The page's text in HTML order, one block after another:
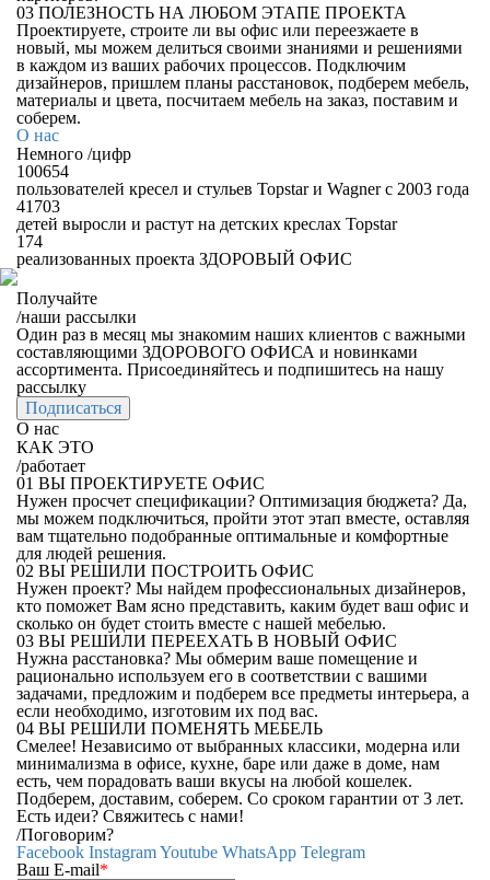
03 ПОЛЕЗНОСТЬ НА ЛЮБОМ ЭТАПЕ ПРОЕКТА
Проектируете, строите ли вы офис или переезжаете в
новый, мы можем делиться своими знаниями и решениями
в каждом из ваших рабочих процессов. Подключим
дизайнеров, пришлем планы расстановок, подберем мебель,
материалы и цвета, посчитаем мебель на заказ, поставим и
соберем.
О нас
Немного /цифр
100654
пользователей кресел и стульев Topstar и Wagner с 2003 года
41703
детей выросли и растут на детских креслах Topstar
174
реализованных проекта ЗДОРОВЫЙ ОФИС
Получайте
/наши рассылки
Один раз в месяц мы знакомим наших клиентов с важными
составляющими ЗДОРОВОГО ОФИСА и новинками
ассортимента. Присоединяйтесь и подпишитесь на нашу
рассылку
Подписаться
О нас
КАК ЭТО
/работает
01 ВЫ ПРОЕКТИРУЕТЕ ОФИС
Нужен просчет спецификации? Оптимизация бюджета? Да,
мы можем подключиться, пройти этот этап вместе, оставляя
вам тщательно подобранные оптимальные и комфортные
для людей решения.
02 ВЫ РЕШИЛИ ПОСТРОИТЬ ОФИС
Нужен проект? Мы найдем профессиональных дизайнеров,
кто поможет Вам ясно представить, каким будет ваш офис и
сколько он будет стоить вместе с нашей мебелью.
03 ВЫ РЕШИЛИ ПЕРЕЕХАТЬ В НОВЫЙ ОФИС
Нужна расстановка? Мы обмерим ваше помещение и
рационально используем его в соответствии с вашими
задачами, предложим и подберем все предметы интерьера, а
если необходимо, изготовим их под вас.
04 ВЫ РЕШИЛИ ПОМЕНЯТЬ МЕБЕЛЬ
Смелее! Независимо от выбранных классики, модерна или
минимализма в офисе, кухне, баре или даже в доме, нам
есть, чем порадовать ваши вкусы на любой кошелек.
Подберем, доставим, соберем. Со сроком гарантии от 3 лет.
Есть идеи? Свяжитесь с нами!
/Поговорим?
Facebook InstagramYoutube WhatsApp Telegram
Ваш E-mail*